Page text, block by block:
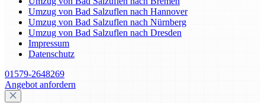
Umzug von Bad Salzuflen nach Hannover
Umzug von Bad Salzuflen nach Nürnberg
Umzug von Bad Salzuflen nach Dresden
Impressum
Datenschutz
01579-2648269
Angebot anfordern